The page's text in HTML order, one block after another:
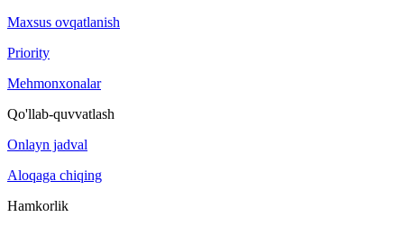
Maxsus ovqatlanish
Priority
Mehmonxonalar
Qo'llab-quvvatlash
Onlayn jadval
Aloqaga chiqing
Hamkorlik